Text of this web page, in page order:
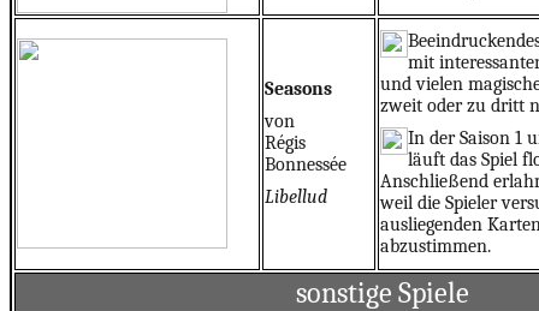
Seasons
von
Régis
Bonnessée
Libellud
mit
und vielen
zweit oder zu dritt
In der Saison 1
läuft das Spiel
Anschließend
weil die Spieler
ausliegenden
abzustimmen.
sonstige Spiele